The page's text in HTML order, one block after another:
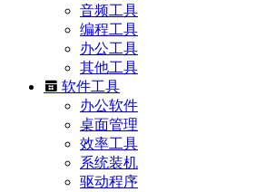
音频工具
编程工具
办公工具
其他工具
软件工具
办公软件
桌面管理
效率工具
系统装机
驱动程序